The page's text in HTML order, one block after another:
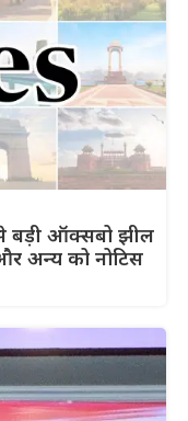
बड़ी ऑक्सबो झील
अन्य को नोटिस